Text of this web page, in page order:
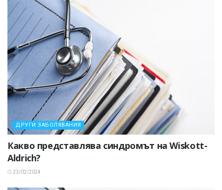
ДРУГИ ЗАБОЛЯВАНИЯ
Какво представлява синдромът на Wiskott-
Aldrich?
23/02/2024